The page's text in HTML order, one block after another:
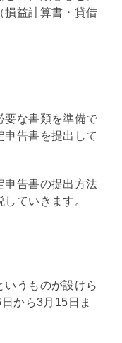
損益計算書・貸借
要な書類を準備で
申告書を提出して
申告書の提出方法
ていきます。
いうものが設けら
から3月15日ま